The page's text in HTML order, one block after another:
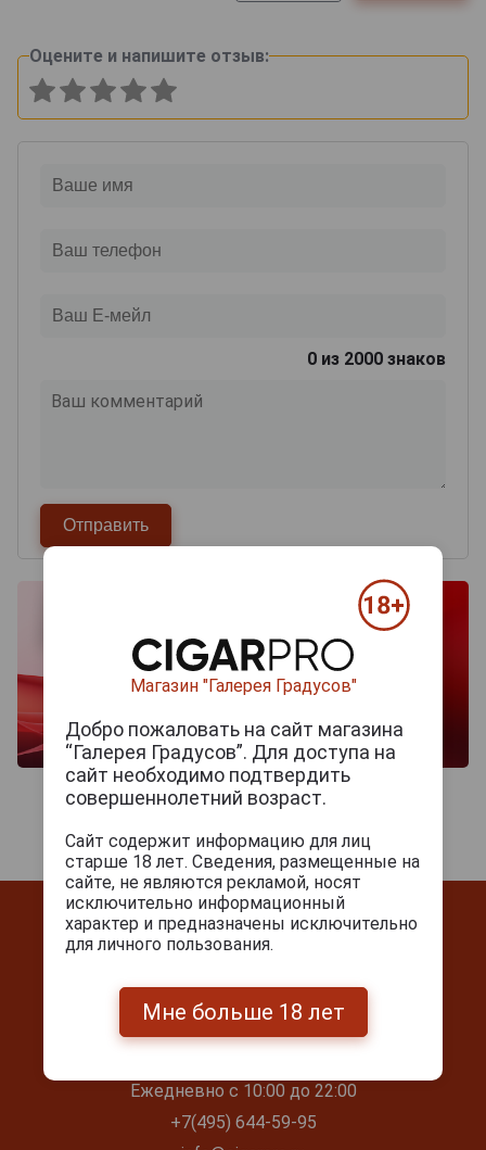
Оцените и напишите отзыв:
0 из 2000 знаков
Контакты
Ежедневно с 10:00 до 22:00
+7(495) 644-59-95
Магазин "Галерея Градусов"
Добро пожаловать на сайт магазина
“Галерея Градусов”. Для доступа на
сайт необходимо подтвердить
совершеннолетний возраст.
Сайт содержит информацию для лиц
старше 18 лет. Сведения, размещенные на
сайте, не являются рекламой, носят
исключительно информационный
характер и предназначены исключительно
для личного пользования.
Мне больше 18 лет